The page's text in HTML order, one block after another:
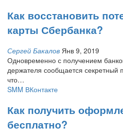
Как восстановить
карты Сбербанка?
Сергей Бакалов Янв 9, 2019
Одновременно с получением
держателя сообщается секретный
что…
SMM ВКонтакте
Как получить
бесплатно?